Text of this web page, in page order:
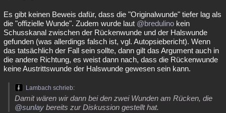
Es gibt keinen Beweis dafür, dass die "Originalwunde" tiefer lag als
die "offizielle Wunde". Zudem wurde laut @bredulino kein
Schusskanal zwischen der Rückenwunde und der Halswunde
gefunden (was allerdings falsch ist, vgl. Autopsiebericht). Wenn
das tatsächlich der Fall sein sollte, dann gilt das Argument auch in
die andere Richtung, es weist dann nach, dass die Rückenwunde
keine Austrittswunde der Halswunde gewesen sein kann.
Lambach schrieb:
Damit wären wir dann bei den zwei Wunden am Rücken, die
@sunlay bereits zur Diskussion gestellt hat.